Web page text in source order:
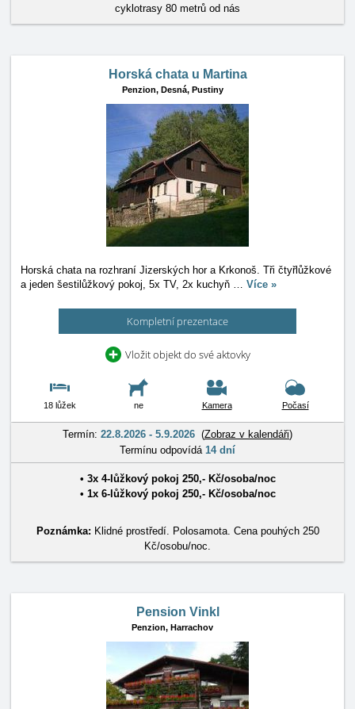
cyklotrasy 80 metrů od nás
Horská chata u Martina
Penzion, Desná, Pustiny
Horská chata na rozhraní Jizerských hor a Krkonoš. Tři čtyřlůžkové
a jeden šestilůžkový pokoj, 5x TV, 2x kuchyň … Více »
Kompletní prezentace
Vložit objekt do své aktovky
18 lůžek ne Kamera Počasí
Termín: 22.8.2026 - 5.9.2026 (Zobraz v kalendáři)
Termínu odpovídá 14 dní
• 3x 4-lůžkový pokoj 250,- Kč/osoba/noc
• 1x 6-lůžkový pokoj 250,- Kč/osoba/noc
Poznámka: Klidné prostředí. Polosamota. Cena pouhých 250
Kč/osobu/noc.
Pension Vinkl
Penzion, Harrachov